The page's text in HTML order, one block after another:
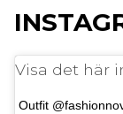
Visa det här
Outfit